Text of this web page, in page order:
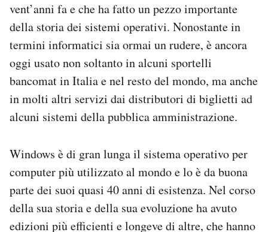
vent’anni fa e che ha fatto un pezzo importante
della storia dei sistemi operativi. Nonostante in
termini informatici sia ormai un rudere, è ancora
oggi usato non soltanto in alcuni sportelli
bancomat in Italia e nel resto del mondo, ma anche
in molti altri servizi dai distributori di biglietti ad
alcuni sistemi della pubblica amministrazione.
Windows è di gran lunga il sistema operativo per
computer più utilizzato al mondo e lo è da buona
parte dei suoi quasi 40 anni di esistenza. Nel corso
della sua storia e della sua evoluzione ha avuto
edizioni più efficienti e longeve di altre, che hanno